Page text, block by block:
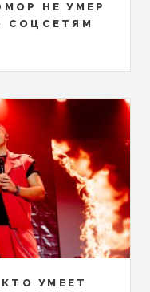
НЕ УМЕР
СОЦСЕТЯМ
КТО УМЕЕТ